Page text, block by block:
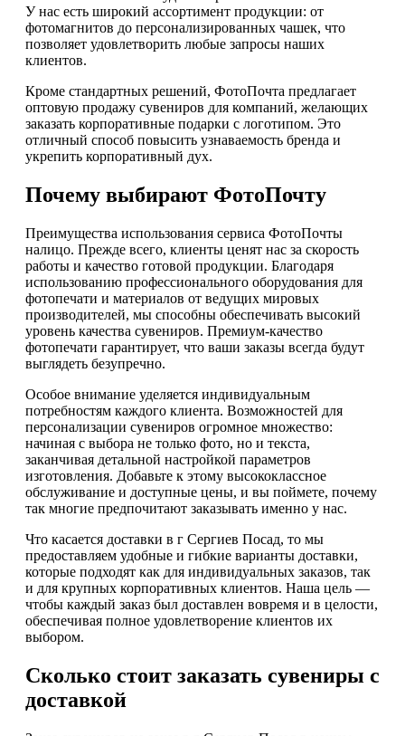
У нас есть широкий ассортимент продукции: от
фотомагнитов до персонализированных чашек, что
позволяет удовлетворить любые запросы наших
клиентов.
Кроме стандартных решений, ФотоПочта предлагает
оптовую продажу сувениров для компаний, желающих
заказать корпоративные подарки с логотипом. Это
отличный способ повысить узнаваемость бренда и
укрепить корпоративный дух.
Почему выбирают ФотоПочту
Преимущества использования сервиса ФотоПочты
налицо. Прежде всего, клиенты ценят нас за скорость
работы и качество готовой продукции. Благодаря
использованию профессионального оборудования для
фотопечати и материалов от ведущих мировых
производителей, мы способны обеспечивать высокий
уровень качества сувениров. Премиум-качество
фотопечати гарантирует, что ваши заказы всегда будут
выглядеть безупречно.
Особое внимание уделяется индивидуальным
потребностям каждого клиента. Возможностей для
персонализации сувениров огромное множество:
начиная с выбора не только фото, но и текста,
заканчивая детальной настройкой параметров
изготовления. Добавьте к этому высококлассное
обслуживание и доступные цены, и вы поймете, почему
так многие предпочитают заказывать именно у нас.
Что касается доставки в г Сергиев Посад, то мы
предоставляем удобные и гибкие варианты доставки,
которые подходят как для индивидуальных заказов, так
и для крупных корпоративных клиентов. Наша цель —
чтобы каждый заказ был доставлен вовремя и в целости,
обеспечивая полное удовлетворение клиентов их
выбором.
Сколько стоит заказать сувениры с
доставкой